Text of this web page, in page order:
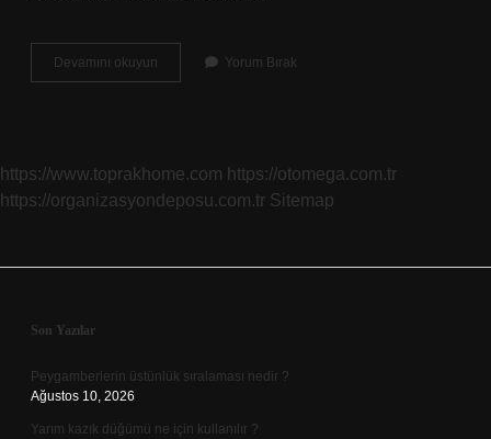
Devamını okuyun
Ne
Yorum Bırak
https://www.toprakhome.com https://otomega.com.tr
https://organizasyondeposu.com.tr Sitemap
Sidebar
Son Yazılar
Peygamberlerin üstünlük sıralaması nedir ?
Ağustos 10, 2026
Yarım kazık düğümü ne için kullanılır ?